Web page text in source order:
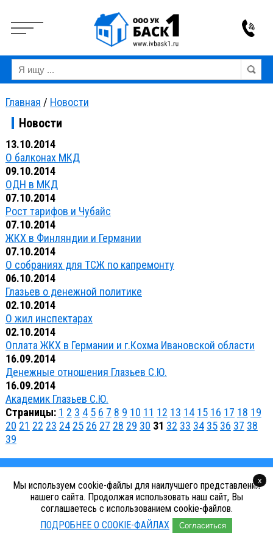
Версия для слабовидящих: Вкл Изображения: Выкл
Главная / Новости
Новости
13.10.2014
О балконах МКД
09.10.2014
ОДН в МКД
07.10.2014
Рост тарифов и Чубайс
07.10.2014
ЖКХ в Финляндии и Германии
07.10.2014
О собраниях для ТСЖ по капремонту
06.10.2014
Глазьев о денежной политике
02.10.2014
О жил инспектарах
02.10.2014
Оплата ЖКХ в Германии и г.Кохма Ивановской области
16.09.2014
Денежные отношения Глазьев С.Ю.
16.09.2014
Академик Глазьев С.Ю.
Страницы: 1 2 3 4 5 6 7 8 9 10 11 12 13 14 15 16 17 18 19
20 21 22 23 24 25 26 27 28 29 30 31 32 33 34 35 36 37 38
39
Cоздание сайтов Иваново - Trenin.su
Политика конфиденциальности
Мы используем cookie-файлы для наилучшего представления
нашего сайта. Продолжая использовать наш сайт, Вы
соглашаетесь с использованием cookie-файлов.
ПОДРОБНЕЕ О COOKIE-ФАЙЛАХ
Согласиться
x